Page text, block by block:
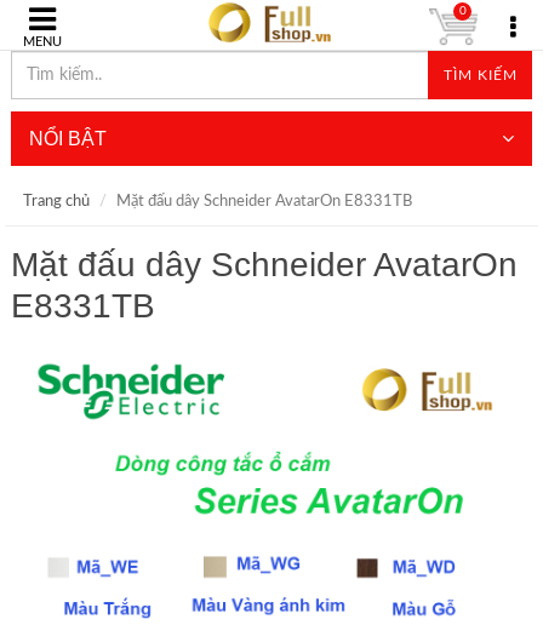
MENU
TÌM KIẾM
0
NỔI BẬT
Trang chủ Mặt đấu dây Schneider AvatarOn E8331TB
Mặt đấu dây Schneider AvatarOn
E8331TB